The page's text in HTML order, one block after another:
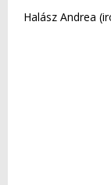
Halász Andrea